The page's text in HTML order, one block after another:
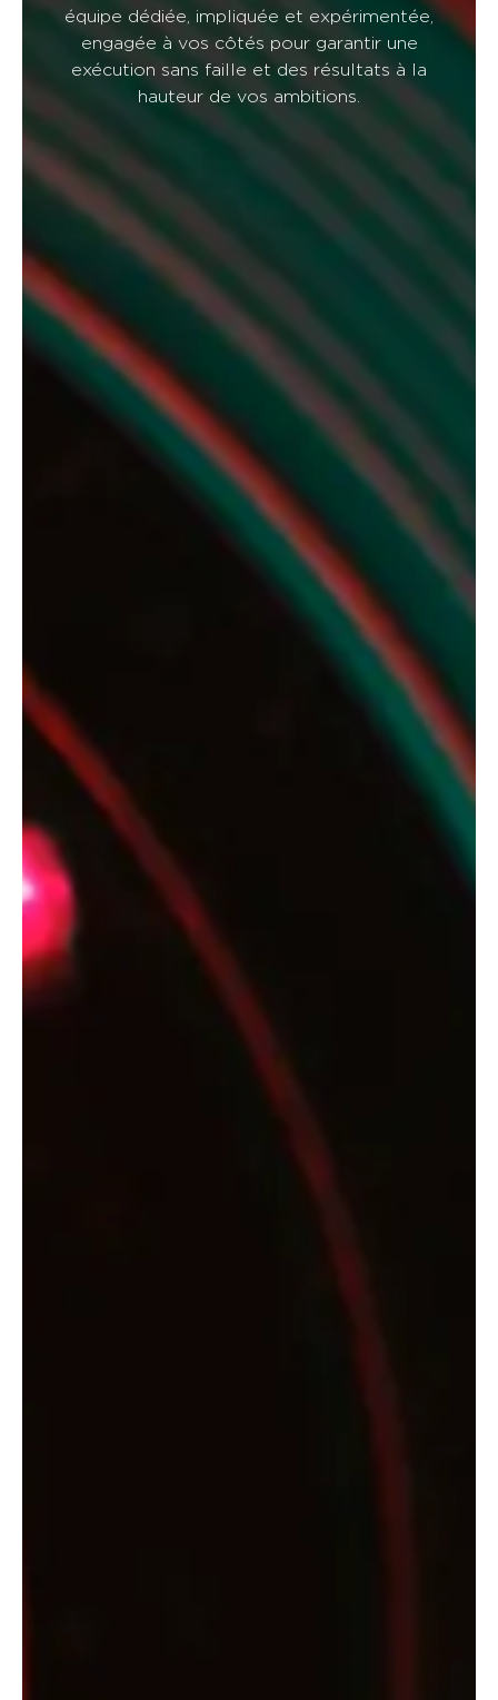
équipe dédiée, impliquée et expérimentée,
engagée à vos côtés pour garantir une
exécution sans faille et des résultats à la
hauteur de vos ambitions.